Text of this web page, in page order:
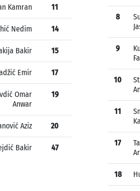
Kamran 11
Nedim 14
Bakir 15
Emir 17
Omar
Anwar
19
Aziz 20
Bakir 47
8
9
10
11
17
18